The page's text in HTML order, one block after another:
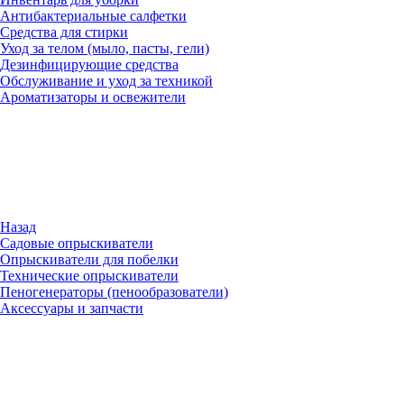
Антибактериальные салфетки
Средства для стирки
Уход за телом (мыло, пасты, гели)
Дезинфицирующие средства
Обслуживание и уход за техникой
Ароматизаторы и освежители
Назад
Садовые опрыскиватели
Опрыскиватели для побелки
Технические опрыскиватели
Пеногенераторы (пенообразователи)
Аксессуары и запчасти